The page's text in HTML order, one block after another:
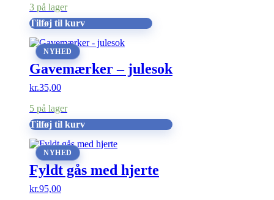
3 på lager
Tilføj til kurv
NYHED
Gavemærker – julesok
kr.35,00
5 på lager
Tilføj til kurv
NYHED
Fyldt gås med hjerte
kr.95,00